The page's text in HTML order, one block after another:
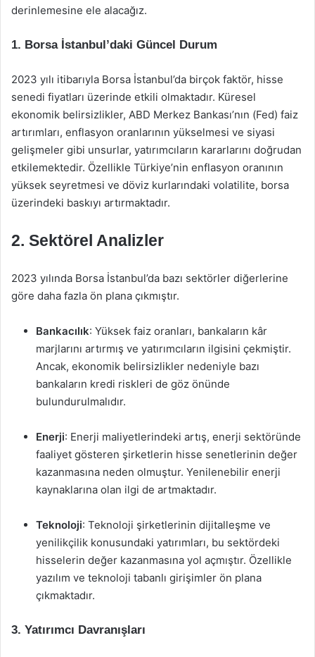
derinlemesine ele alacağız.
1. Borsa İstanbul’daki Güncel Durum
2023 yılı itibarıyla Borsa İstanbul’da birçok faktör, hisse
senedi fiyatları üzerinde etkili olmaktadır. Küresel
ekonomik belirsizlikler, ABD Merkez Bankası’nın (Fed) faiz
artırımları, enflasyon oranlarının yükselmesi ve siyasi
gelişmeler gibi unsurlar, yatırımcıların kararlarını doğrudan
etkilemektedir. Özellikle Türkiye’nin enflasyon oranının
yüksek seyretmesi ve döviz kurlarındaki volatilite, borsa
üzerindeki baskıyı artırmaktadır.
2. Sektörel Analizler
2023 yılında Borsa İstanbul’da bazı sektörler diğerlerine
göre daha fazla ön plana çıkmıştır.
Bankacılık: Yüksek faiz oranları, bankaların kâr
marjlarını artırmış ve yatırımcıların ilgisini çekmiştir.
Ancak, ekonomik belirsizlikler nedeniyle bazı
bankaların kredi riskleri de göz önünde
bulundurulmalıdır.
Enerji: Enerji maliyetlerindeki artış, enerji sektöründe
faaliyet gösteren şirketlerin hisse senetlerinin değer
kazanmasına neden olmuştur. Yenilenebilir enerji
kaynaklarına olan ilgi de artmaktadır.
Teknoloji: Teknoloji şirketlerinin dijitalleşme ve
yenilikçilik konusundaki yatırımları, bu sektördeki
hisselerin değer kazanmasına yol açmıştır. Özellikle
yazılım ve teknoloji tabanlı girişimler ön plana
çıkmaktadır.
3. Yatırımcı Davranışları